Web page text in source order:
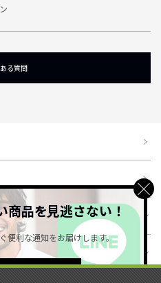
る質問
商品を見逃さない！
便利な通知をお届けします。
こちら ＞